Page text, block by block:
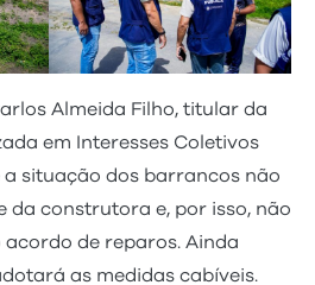
Almeida Filho, titular da
em Interesses Coletivos
a situação dos barrancos não
da construtora e, por isso, não
de reparos. Ainda
as medidas cabíveis.